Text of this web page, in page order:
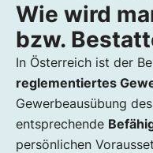
Wie wird
bzw.
In Österreich ist der
reglementiertes
Gewerbeausübung
entsprechende
persönlichen